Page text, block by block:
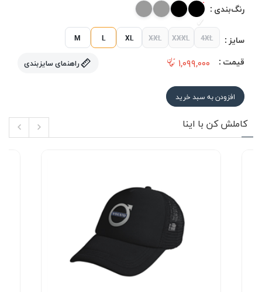
رنگ‌بندی :
سایز : M L XL XXL XXXL 4XL
قیمت : ۱,۰۹۹,۰۰۰ راهنمای سایزبندی
افزودن به سبد خرید
کاملش کن با اینا